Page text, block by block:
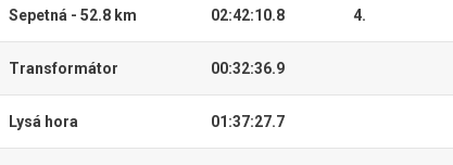
Sepetná - 52.8 km 02:42:10.8 4.
Transformátor 00:32:36.9
Lysá hora 01:37:27.7